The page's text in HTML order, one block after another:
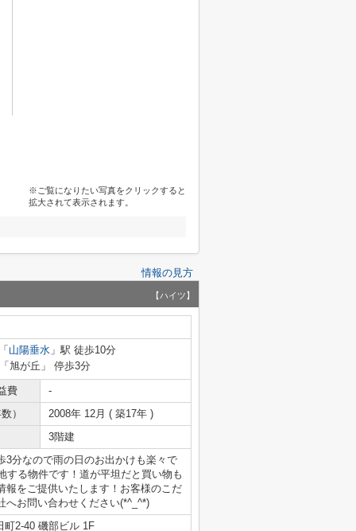
※ご覧になりたい写真をクリックすると
拡大されて表示されます。
情報の見方
【ハイツ】
山陽垂水 」駅 徒歩10分
旭が丘」 停歩3分
費
-
）
2008年 12月 ( 築17年 )
3階建
3分なので雨の日のお出かけも楽々で
する物件です！道が平坦だと買い物も
報をご提供いたします！お客様のこだ
へお問い合わせください(*^_^*)
町2-40 磯部ビル 1F